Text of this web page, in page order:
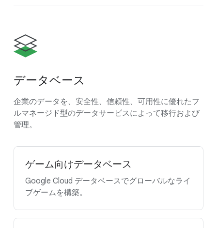
データベース
企業のデータを、安全性、信頼性、可用性に優れたフ
ルマネージド型のデータサービスによって移行および
管理。
ゲーム向けデータベース
Google Cloud データベースでグローバルなライ
ブゲームを構築。